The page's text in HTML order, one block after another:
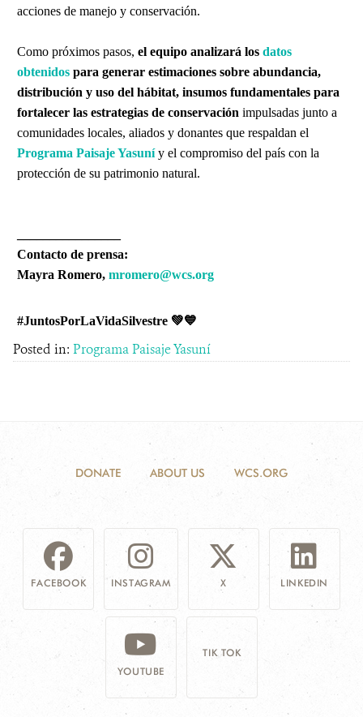
acciones de manejo y conservación.
Como próximos pasos, el equipo analizará los datos
obtenidos para generar estimaciones sobre abundancia,
distribución y uso del hábitat, insumos fundamentales para
fortalecer las estrategias de conservación impulsadas junto a
comunidades locales, aliados y donantes que respaldan el
Programa Paisaje Yasuníy el compromiso del país con la
protección de su patrimonio natural.
Contacto de prensa:
Mayra Romero, mromero@wcs.org
#JuntosPorLaVidaSilvestre 💚💙
Posted in: Programa Paisaje Yasuní
DONATE ABOUT US WCS.ORG
FACEBOOK INSTAGRAM X LINKEDIN
YOUTUBE
TIK TOK